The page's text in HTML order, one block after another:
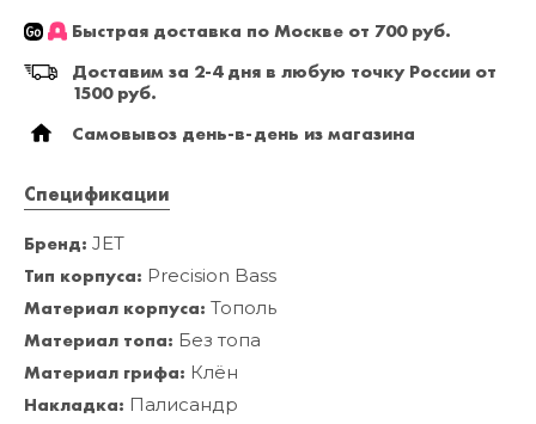
Быстрая доставка по Москве от 700 руб.
Доставим за 2-4 дня в любую точку России от
1500 руб.
Самовывоз день-в-день из магазина
Спецификации
Бренд: JET
Тип корпуса: Precision Bass
Материал корпуса: Тополь
Материал топа: Без топа
Материал грифа: Клён
Накладка: Палисандр